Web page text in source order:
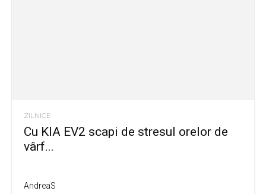
ZILNICE
Cu KIA EV2 scapi de stresul orelor de
vârf...
AndreaS